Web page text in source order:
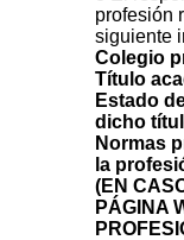
profesión
siguiente
Colegio
Título
Estado
dicho
Normas
la
(EN
PÁGINA